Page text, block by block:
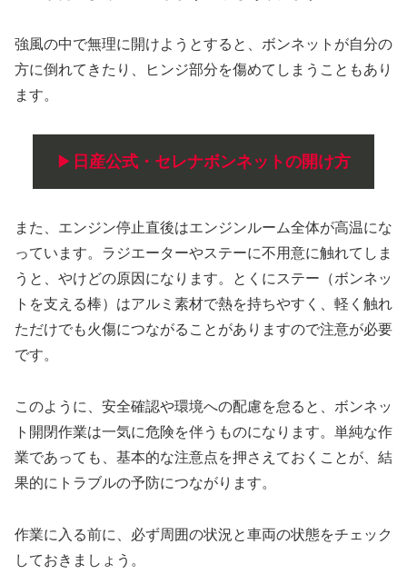
強風の中で無理に開けようとすると、ボンネットが自分の
方に倒れてきたり、ヒンジ部分を傷めてしまうこともあり
ます。
▶ 日産公式・セレナボンネットの開け方
また、エンジン停止直後はエンジンルーム全体が高温にな
っています。ラジエーターやステーに不用意に触れてしま
うと、やけどの原因になります。とくにステー（ボンネッ
トを支える棒）はアルミ素材で熱を持ちやすく、軽く触れ
ただけでも火傷につながることがありますので注意が必要
です。
このように、安全確認や環境への配慮を怠ると、ボンネッ
ト開閉作業は一気に危険を伴うものになります。単純な作
業であっても、基本的な注意点を押さえておくことが、結
果的にトラブルの予防につながります。
作業に入る前に、必ず周囲の状況と車両の状態をチェック
しておきましょう。